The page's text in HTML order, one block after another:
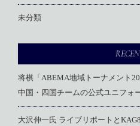
未分類
将棋「ABEMA地域トーナメント
中国・四国チームの公式ユニフォ
大沢伸一氏 ライブリポートと